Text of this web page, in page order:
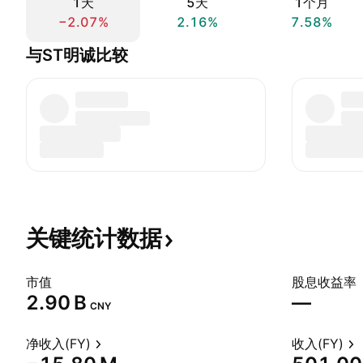
−2.07%
2.16%
7.58%
与ST明诚比较
关键统计数据
市值
‪2.90 B‬ CNY
股息收益率
—
净收入(FY) 收入(FY)